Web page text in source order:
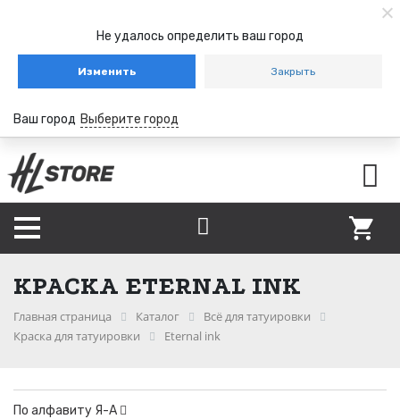
Не удалось определить ваш город
Изменить Закрыть
Ваш город Выберите город
КРАСКА ETERNAL INK
Главная страница Каталог
Всё для татуировки
Краска для татуировки
Eternal ink
По алфавиту Я-А